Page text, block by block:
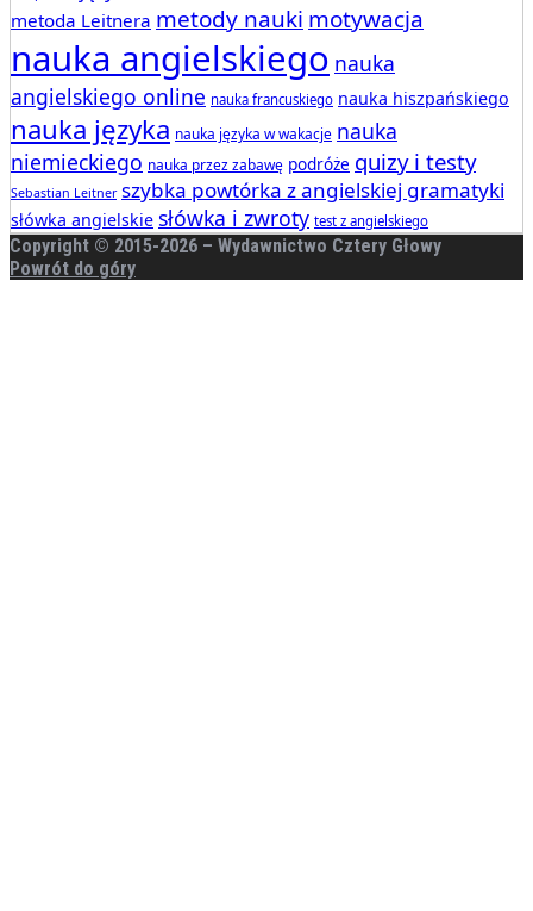
metoda Leitnera metody nauki motywacja
nauka angielskiego nauka
angielskiego online nauka francuskiego nauka hiszpańskiego
nauka języka nauka języka w wakacje nauka
niemieckiego nauka przez zabawę podróże quizy i testy
Sebastian Leitner szybka powtórka z angielskiej gramatyki
słówka angielskie słówka i zwroty test z angielskiego
Copyright © 2015-2026 – Wydawnictwo Cztery Głowy
Powrót do góry